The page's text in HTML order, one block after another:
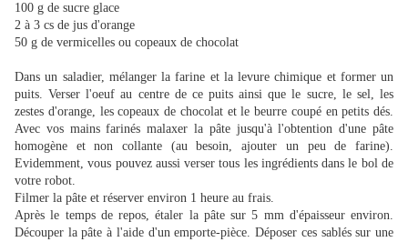
100 g de sucre glace
2 à 3 cs de jus d'orange
50 g de vermicelles ou copeaux de chocolat
Dans un saladier, mélanger la farine et la levure chimique et former un
puits. Verser l'oeuf au centre de ce puits ainsi que le sucre, le sel, les
zestes d'orange, les copeaux de chocolat et le beurre coupé en petits dés.
Avec vos mains farinés malaxer la pâte jusqu'à l'obtention d'une pâte
homogène et non collante (au besoin, ajouter un peu de farine).
Evidemment, vous pouvez aussi verser tous les ingrédients dans le bol de
votre robot.
Filmer la pâte et réserver environ 1 heure au frais.
Après le temps de repos, étaler la pâte sur 5 mm d'épaisseur environ.
Découper la pâte à l'aide d'un emporte-pièce. Déposer ces sablés sur une